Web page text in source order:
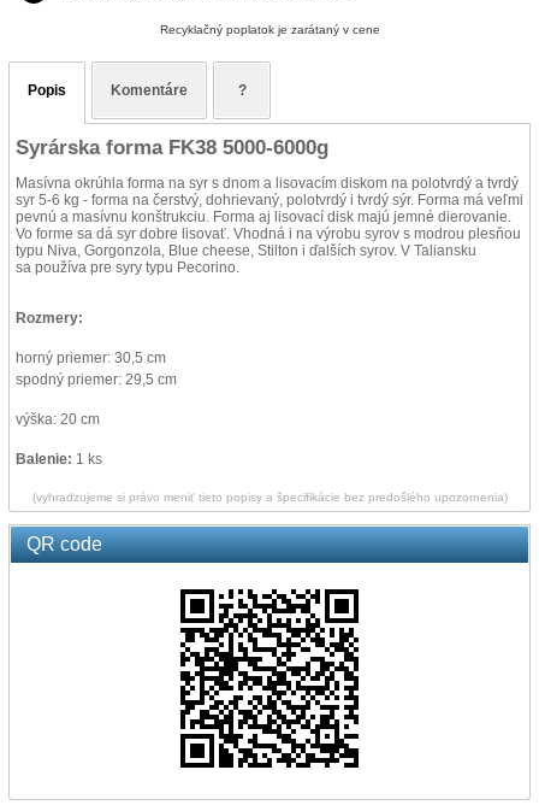
Recyklačný poplatok je zarátaný v cene
Popis Komentáre ?
Syrárska forma FK38 5000-6000g
Masívna okrúhla forma na syr s dnom a lisovacím diskom na polotvrdý a tvrdý
syr 5-6 kg - forma na čerstvý, dohrievaný, polotvrdý i tvrdý sýr. Forma má veľmi
pevnú a masívnu konštrukciu. Forma aj lisovací disk majú jemné dierovanie.
Vo forme sa dá syr dobre lisovať. Vhodná i na výrobu syrov s modrou plesňou
typu Niva, Gorgonzola, Blue cheese, Stilton i ďalších syrov. V Taliansku
sa používa pre syry typu Pecorino.
Rozmery:
horný priemer: 30,5 cm
spodný priemer: 29,5 cm
výška: 20 cm
Balenie: 1 ks
(vyhradzujeme si právo meniť tieto popisy a špecifikácie bez predošlého upozornenia)
QR code